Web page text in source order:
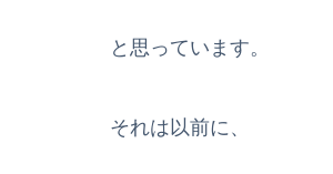
と思っています。
それは以前に、